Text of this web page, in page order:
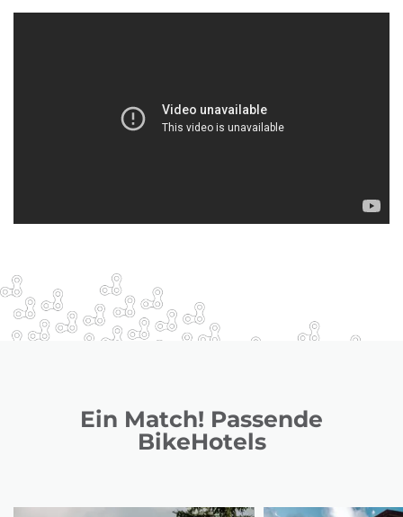
Ein Match! Passende
BikeHotels